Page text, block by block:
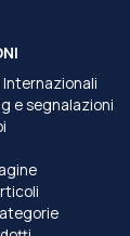
e segnalazioni